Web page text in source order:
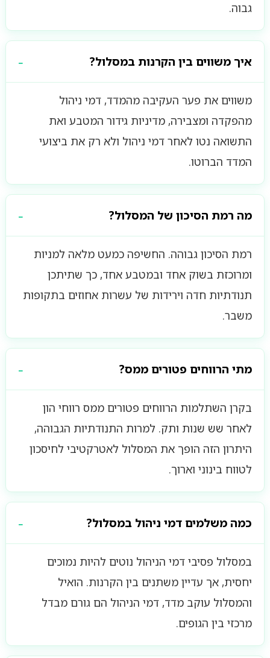
גבוה.
איך משווים בין הקרנות במסלול?
משווים את פער העקיבה מהמדד, דמי ניהול
מהפקדה ומצבירה, מדיניות גידור המטבע ואת
התשואה נטו לאחר דמי ניהול ולא רק את ביצועי
המדד הברוטו.
מה רמת הסיכון של המסלול?
רמת הסיכון גבוהה. החשיפה כמעט מלאה למניות
ומרוכזת בשוק אחד ובמטבע אחד, כך שתיתכן
תנודתיות חדה וירידות של עשרות אחוזים בתקופות
משבר.
מתי הרווחים פטורים ממס?
בקרן השתלמות הרווחים פטורים ממס רווחי הון
לאחר שש שנות ותק. למרות התנודתיות הגבוהה,
היתרון הזה הופך את המסלול לאטרקטיבי לחיסכון
לטווח בינוני וארוך.
כמה משלמים דמי ניהול במסלול?
במסלול פסיבי דמי הניהול נוטים להיות נמוכים
יחסית, אך עדיין משתנים בין הקרנות. הואיל
והמסלול עוקב מדד, דמי הניהול הם גורם מבדל
מרכזי בין הגופים.